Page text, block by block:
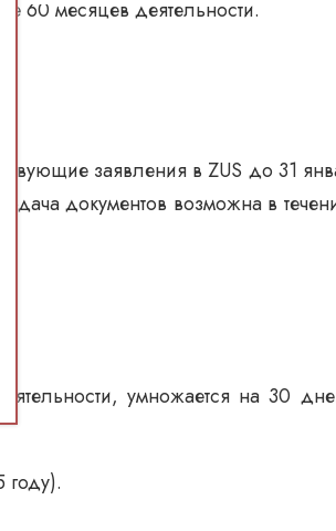
60 месяцев деятельности.
заявления в ZUS до 31
документов возможна в
умножается на 30